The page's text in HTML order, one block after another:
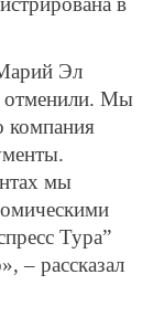
Эл
отменили. Мы
компания
мы
Тура”
– рассказал